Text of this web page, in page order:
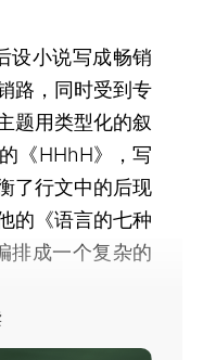
小说写成畅销
路，同时受到专
题用类型化的叙
《HHhH》，写
了行文中的后现
的《语言的七种
排成一个复杂的